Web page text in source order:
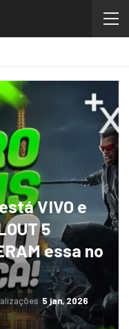
VIVO e
5
essa no
5 jan, 2026